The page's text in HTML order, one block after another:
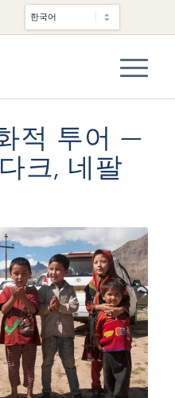
적 투어 —
크, 네팔